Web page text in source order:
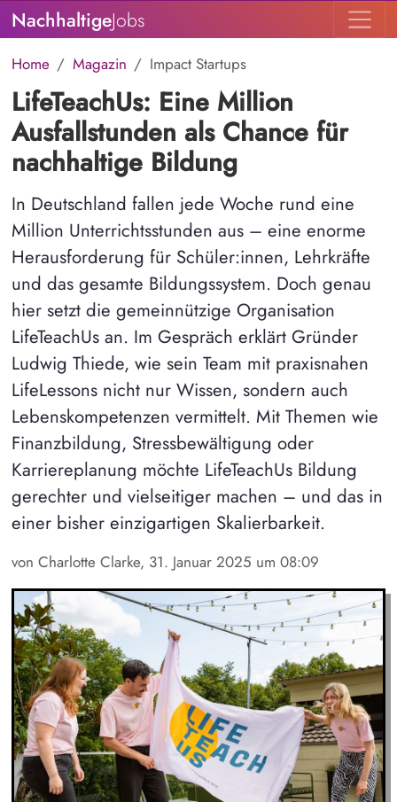
NachhaltigeJobs
Home Magazin Impact Startups
LifeTeachUs: Eine Million
Ausfallstunden als Chance für
nachhaltige Bildung
In Deutschland fallen jede Woche rund eine
Million Unterrichtsstunden aus – eine enorme
Herausforderung für Schüler:innen, Lehrkräfte
und das gesamte Bildungssystem. Doch genau
hier setzt die gemeinnützige Organisation
LifeTeachUs an. Im Gespräch erklärt Gründer
Ludwig Thiede, wie sein Team mit praxisnahen
LifeLessons nicht nur Wissen, sondern auch
Lebenskompetenzen vermittelt. Mit Themen wie
Finanzbildung, Stressbewältigung oder
Karriereplanung möchte LifeTeachUs Bildung
gerechter und vielseitiger machen – und das in
einer bisher einzigartigen Skalierbarkeit.
von Charlotte Clarke, 31. Januar 2025 um 08:09